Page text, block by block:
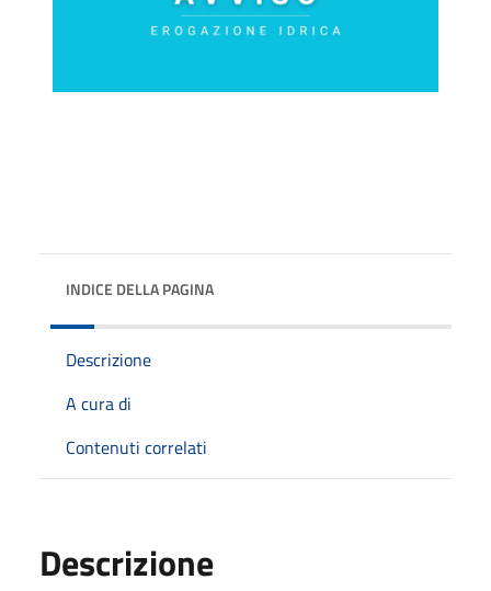
INDICE DELLA PAGINA
Descrizione
A cura di
Contenuti correlati
Descrizione